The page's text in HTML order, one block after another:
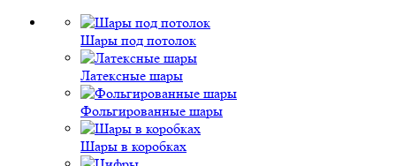
Шары под потолок
Латексные шары
Фольгированные шары
Шары в коробках